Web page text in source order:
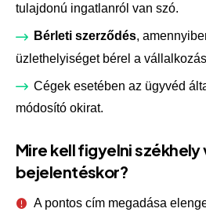
tulajdonú ingatlanról van szó.
Bérleti szerződés,
üzlethelyiséget bérel a
Cégek esetében az ügyvéd
módosító okirat.
Mire kell figyelni székhely
bejelentéskor?
A pontos cím megadása